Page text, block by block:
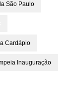
São Paulo
Cardápio
Inauguração